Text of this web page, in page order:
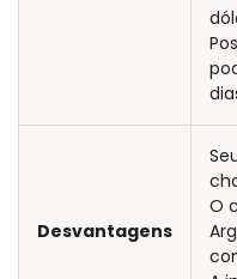
Desvantagens
O